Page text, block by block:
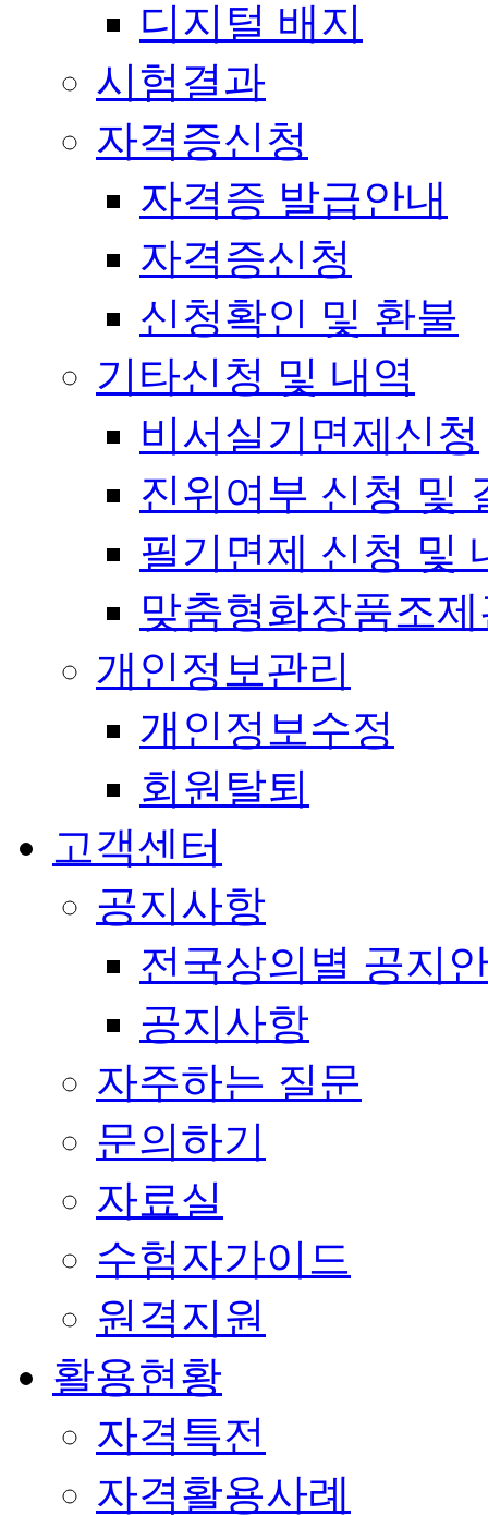
디지털 배지
시험결과
자격증신청
자격증 발급안내
자격증신청
신청확인 및 환불
기타신청 및 내역
비서실기면제신청
진위여부 신청 및
필기면제 신청 및
맞춤형화장품조
개인정보관리
개인정보수정
회원탈퇴
고객센터
공지사항
전국상의별 공지
공지사항
자주하는 질문
문의하기
자료실
수험자가이드
원격지원
활용현황
자격특전
자격활용사례